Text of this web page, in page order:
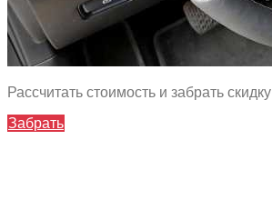
Рассчитать стоимость и забрать скидку
Забрать